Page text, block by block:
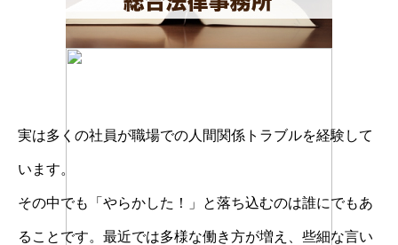
実は多くの社員が職場での人間関係トラブルを経験して
います。
その中でも「やらかした！」と落ち込むのは誰にでもあ
ることです。最近では多様な働き方が増え、些細な言い